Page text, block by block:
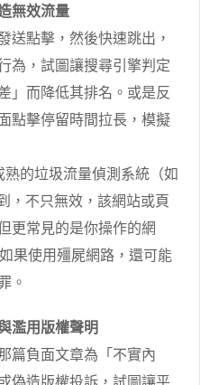
無效流量
送點擊，然後快速跳出，
為，試圖讓搜尋引擎判定
」而降低其排名。或是反
點擊停留時間拉長，模擬
熟的垃圾流量偵測系統（如
，不只無效，該網站或頁
更常見的是你操作的網
果使用殭屍網路，還可能
。
濫用版權聲明
篇負面文章為「不實內